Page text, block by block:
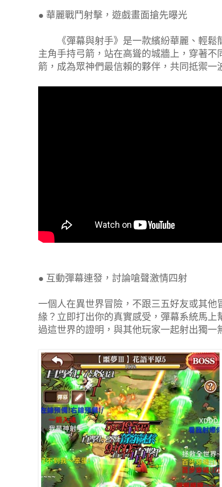
● 華麗戰鬥射擊，遊戲畫面搶先曝光
《彈幕與射手》是一款繽紛華麗、輕鬆
主角手持弓箭，站在高聳的城牆上，穿著
箭，成為眾神們最信賴的夥伴，共同抵禦一
● 互動彈幕連發，討論嗆聲激情四射
一個人在異世界冒險，不跟三五好友或其
緣？立即打出你的真實感受，彈幕系統馬
過這世界的證明，與其他玩家一起射出獨一